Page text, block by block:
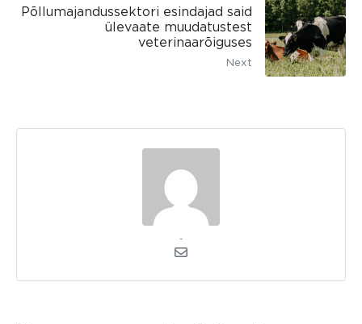
Põllumajandussektori esindajad said
ülevaate muudatustest
veterinaarõiguses
Next